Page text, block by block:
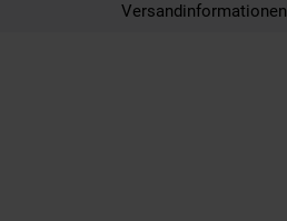
Versandinformationen